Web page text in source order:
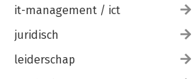
it-management / ict
juridisch
leiderschap